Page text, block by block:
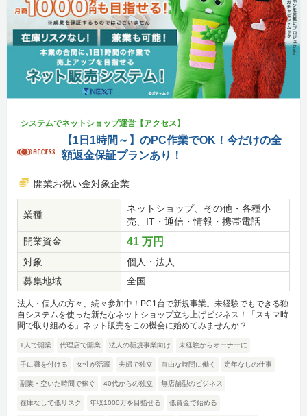
システムでネットショップ運営【アクセス】
【1日1時間～】のPC作業でOK！今だけの全
額返金保証プランあり！
開業お祝い金対象企業
業種
ネットショップ、その他・各種小
売、IT・通信・情報・携帯電話
開業資金
41 万円
対象
個人・法人
募集地域
全国
法人・個人の方々、続々参加中！PC1台で新規事業。未経験でもできる独
自システムを使った新たなネットショップ立ち上げビジネス！「スキマ時
間で取り組める」ネット販売をこの機会に始めてみませんか？
1人で開業 代理店で開業 法人の新規事業向け 未経験からオーナーに
手に職を付ける 女性が活躍 夫婦で独立 自由な時間に働く 定年なしの仕事
副業・空いた時間で稼ぐ 40代からの独立 無店舗型のビジネス
在庫なしで低リスク 年収1000万を目指せる 低資金で始める